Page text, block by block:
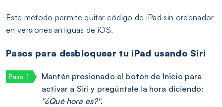
Este método permite quitar código de iPad sin ordenador
en versiones antiguas de iOS.
Pasos para desbloquear tu iPad usando Siri
Mantén presionado el botón de Inicio para
activar a Siri y pregúntale la hora diciendo:
"¿Qué hora es?".